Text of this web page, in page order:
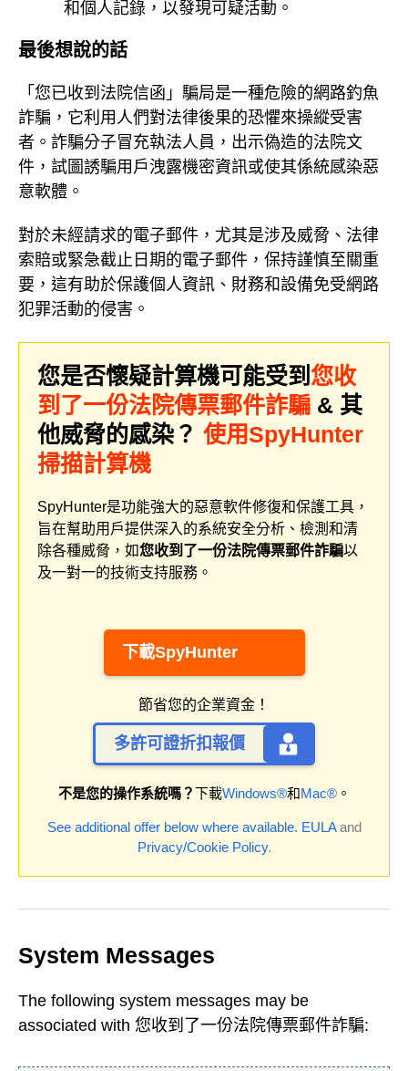
和個人記錄，以發現可疑活動。
最後想說的話
「您已收到法院信函」騙局是一種危險的網路釣魚
詐騙，它利用人們對法律後果的恐懼來操縱受害
者。詐騙分子冒充執法人員，出示偽造的法院文
件，試圖誘騙用戶洩露機密資訊或使其係統感染惡
意軟體。
對於未經請求的電子郵件，尤其是涉及威脅、法律
索賠或緊急截止日期的電子郵件，保持謹慎至關重
要，這有助於保護個人資訊、財務和設備免受網路
犯罪活動的侵害。
您是否懷疑計算機可能受到 您收
到了一份法院傳票郵件詐騙 & 其
他威脅的感染？ 使用SpyHunter
掃描計算機
SpyHunter是功能強大的惡意軟件修復和保護工具，
旨在幫助用戶提供深入的系統安全分析、檢測和清
除各種威脅，如您收到了一份法院傳票郵件詐騙以
及一對一的技術支持服務。
下載SpyHunter
節省您的企業資金！
多許可證折扣報價
不是您的操作系統嗎？下載Windows®和Mac®。
See additional offer below where available. EULAand
Privacy/Cookie Policy.
System Messages
The following system messages may be
associated with 您收到了一份法院傳票郵件詐騙: